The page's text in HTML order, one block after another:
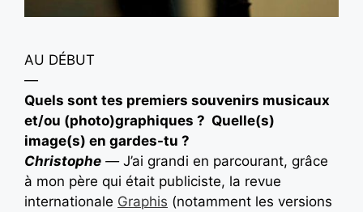
AU DÉBUT
—
Quels sont tes premiers souvenirs musicaux
et/ou (photo)graphiques ? Quelle(s)
image(s) en gardes-tu ?
Christophe —J’ai grandi en parcourant, grâce
à mon père qui était publiciste, la revue
internationale Graphis (notamment les versions